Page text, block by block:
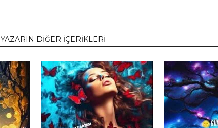
YAZARIN DİĞER İÇERİKLERİ